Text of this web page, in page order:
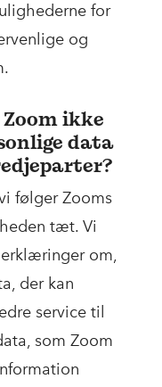
for
og
ikke
data
følger Zooms
tæt. Vi
om,
der kan
service til
som Zoom